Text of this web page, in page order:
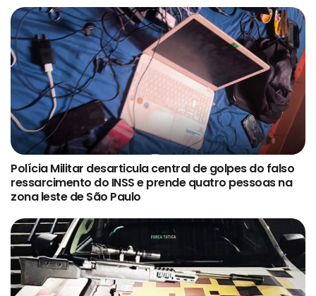
Polícia Militar desarticula central de golpes do falso
ressarcimento do INSS e prende quatro pessoas na
zona leste de São Paulo